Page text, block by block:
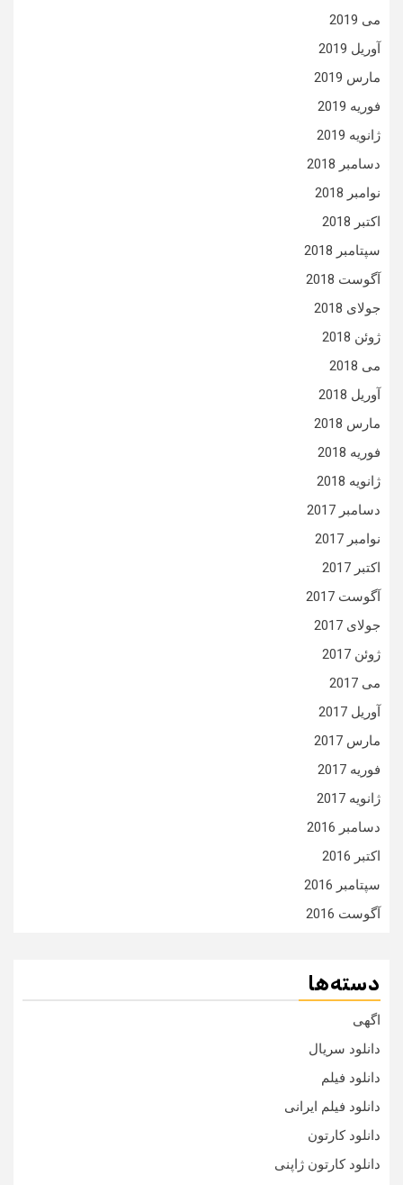
می 2019
آوریل 2019
مارس 2019
فوریه 2019
ژانویه 2019
دسامبر 2018
نوامبر 2018
اکتبر 2018
سپتامبر 2018
آگوست 2018
جولای 2018
ژوئن 2018
می 2018
آوریل 2018
مارس 2018
فوریه 2018
ژانویه 2018
دسامبر 2017
نوامبر 2017
اکتبر 2017
آگوست 2017
جولای 2017
ژوئن 2017
می 2017
آوریل 2017
مارس 2017
فوریه 2017
ژانویه 2017
دسامبر 2016
اکتبر 2016
سپتامبر 2016
آگوست 2016
دسته‌ها
اگهی
دانلود سریال
دانلود فیلم
دانلود فیلم ایرانی
دانلود کارتون
دانلود کارتون ژاپنی